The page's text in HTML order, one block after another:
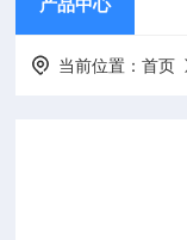
产品中心
当前位置：首页